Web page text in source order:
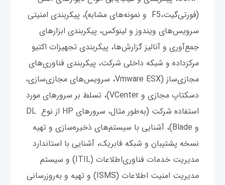
(فورتی‌گیت،F5 و نمونه‌های مشابه)، پیکربندی امنیتی
سرویس‌های ویندوز و لینوکس، پیکربندی ابزارهای
جمع‌آوری و آنالیز گزارش‌ها، پیکربندی تجهیزات اکتیو
مرکز‌داده و شبکه داخلی شرکت، پیکربندی فناوری‌های
مجازی‌ساز (Vmware ESX، سرویس‌های مجازی‌سازی،
دسکتاپ مجازی و VCenter)، تسلط بر سرورهای مورد
استفاده شرکت (به‌طور مثال، سرورهای HP از نوع DL
و Blade)، آشنایی با سیستم‌های ذخیره‌سازی و تهيه
نسخه پشتيبان و شبکه فابریک، آشنایی با استاندارد
مدیریت خدمات فناوری‌اطلاعات (ITIL) و سیستم
مدیریت امنیت اطلاعات (ISMS) و تهیه و به‌روز‌رسانی